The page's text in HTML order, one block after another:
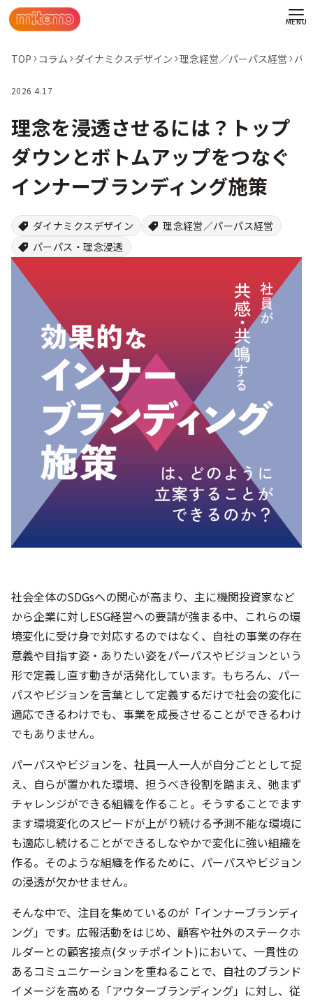
TOP コラム ダイナミクスデザイン 理念経営／パーパス経営 パ
2026 4.17
理念を浸透させるには？トップ
ダウンとボトムアップをつなぐ
インナーブランディング施策
ダイナミクスデザイン
理念経営／パーパス経営
パーパス・理念浸透
社会全体のSDGsへの関心が高まり、主に機関投資家など
から企業に対しESG経営への要請が強まる中、これらの環
境変化に受け身で対応するのではなく、自社の事業の存在
意義や目指す姿・ありたい姿をパーパスやビジョンという
形で定義し直す動きが活発化しています。もちろん、パー
パスやビジョンを言葉として定義するだけで社会の変化に
適応できるわけでも、事業を成長させることができるわけ
でもありません。
パーパスやビジョンを、社員一人一人が自分ごととして捉
え、自らが置かれた環境、担うべき役割を踏まえ、弛まず
チャレンジができる組織を作ること。そうすることでます
ます環境変化のスピードが上がり続ける予測不能な環境に
も適応し続けることができるしなやかで変化に強い組織を
作る。そのような組織を作るために、パーパスやビジョン
の浸透が欠かせません。
そんな中で、注目を集めているのが「インナーブランディ
ング」です。広報活動をはじめ、顧客や社外のステークホ
ルダーとの顧客接点(タッチポイント)において、一貫性の
あるコミュニケーションを重ねることで、自社のブランド
イメージを高める「アウターブランディング」に対し、従